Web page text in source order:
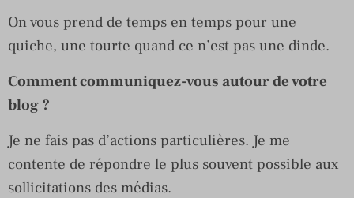
On vous prend de temps en temps pour une
quiche, une tourte quand ce n’est pas une dinde.
Comment communiquez-vous autour de votre
blog ?
Je ne fais pas d’actions particulières. Je me
contente de répondre le plus souvent possible aux
sollicitations des médias.